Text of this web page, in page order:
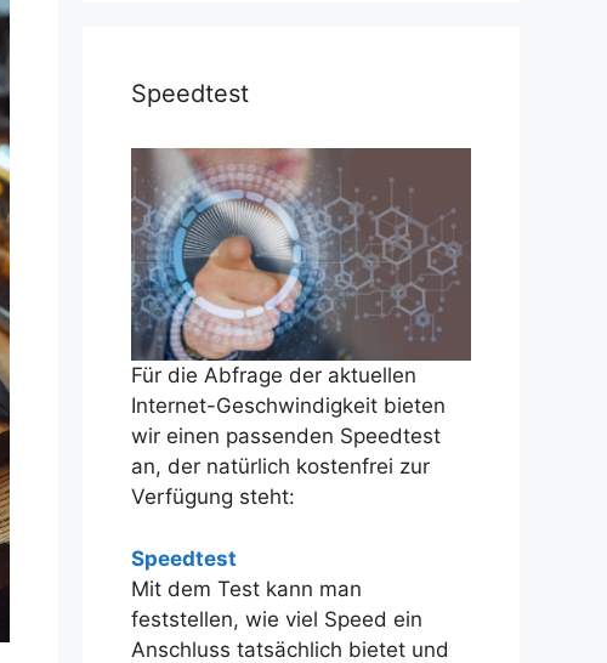
Speedtest
Für die Abfrage der aktuellen
Internet-Geschwindigkeit bieten
wir einen passenden Speedtest
an, der natürlich kostenfrei zur
Verfügung steht:
Speedtest
Mit dem Test kann man
feststellen, wie viel Speed ein
Anschluss tatsächlich bietet und